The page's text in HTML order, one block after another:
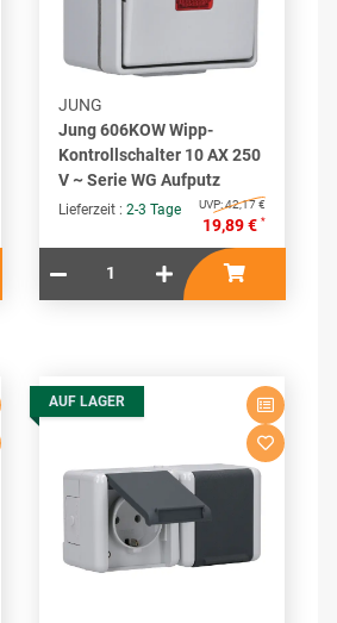
JUNG
Jung 606KOW Wipp-
Kontrollschalter 10 AX 250
V ~ Serie WG Aufputz
Lieferzeit : 2-3 Tage UVP:42,17 €
19,89 € *
AUF LAGER